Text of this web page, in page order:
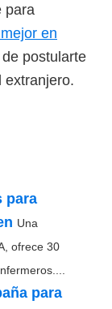
para
en
postularte
extranjero.
para
Una
ofrece 30
para